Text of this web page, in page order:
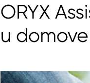
ORYX
u